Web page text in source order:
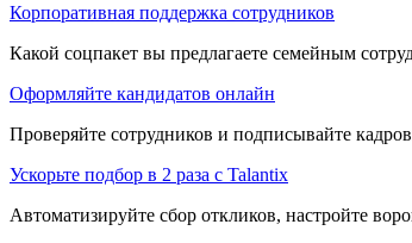
Корпоративная поддержка сотрудников
Какой соцпакет вы предлагаете семейным
Оформляйте кандидатов онлайн
Проверяйте сотрудников и подписывайте
Ускорьте подбор в 2 раза с Talantix
Автоматизируйте сбор откликов, настройте